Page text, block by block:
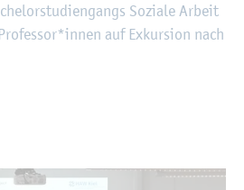
So­zia­le Ar­beit
auf Ex­kur­si­on nach